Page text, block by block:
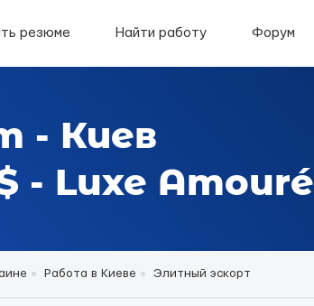
резюме Найти работу Форум
- Киев
- Luxe Amouré
Работа в Киеве Элитный эскорт